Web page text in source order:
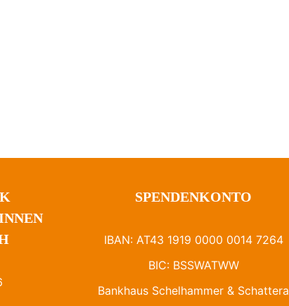
SPENDENKONTO
IBAN: AT43 1919 0000 0014 7264
BIC: BSSWATWW
Bankhaus Schelhammer & Schattera